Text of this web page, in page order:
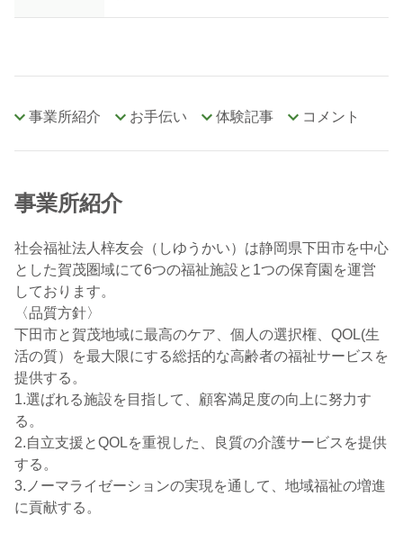
事業所紹介 お手伝い 体験記事 コメント
事業所紹介
社会福祉法人梓友会（しゆうかい）は静岡県下田市を中心
とした賀茂圏域にて6つの福祉施設と1つの保育園を運営
しております。
〈品質方針〉
下田市と賀茂地域に最高のケア、個人の選択権、QOL(生
活の質）を最大限にする総括的な高齢者の福祉サービスを
提供する。
1.選ばれる施設を目指して、顧客満足度の向上に努力す
る。
2.自立支援とQOLを重視した、良質の介護サービスを提供
する。
3.ノーマライゼーションの実現を通して、地域福祉の増進
に貢献する。